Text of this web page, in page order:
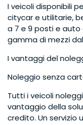
I veicoli disponibili
citycar e utilitarie,
a 7 e 9 posti e auto
gamma di mezzi
I vantaggi del
Noleggio senza
Tutti i veicoli
vantaggio della
credito. Un servizio